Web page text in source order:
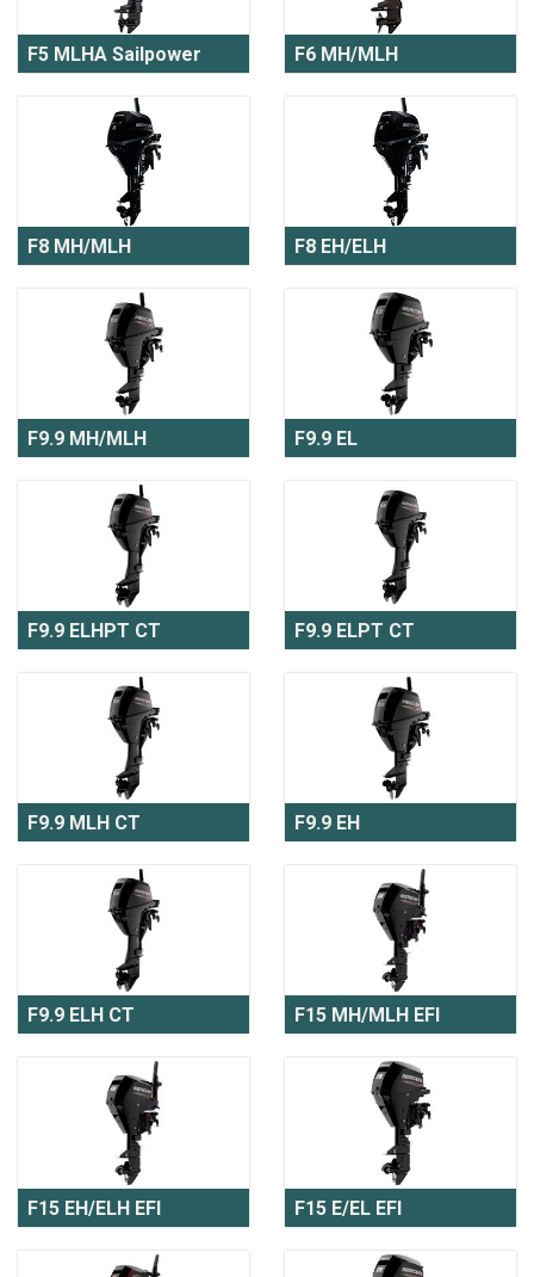
F5 MLHA Sailpower F6 MH/MLH
F8 MH/MLH F8 EH/ELH
F9.9 MH/MLH F9.9 EL
F9.9 ELHPT CT F9.9 ELPT CT
F9.9 MLH CT F9.9 EH
F9.9 ELH CT F15 MH/MLH EFI
F15 EH/ELH EFI F15 E/EL EFI